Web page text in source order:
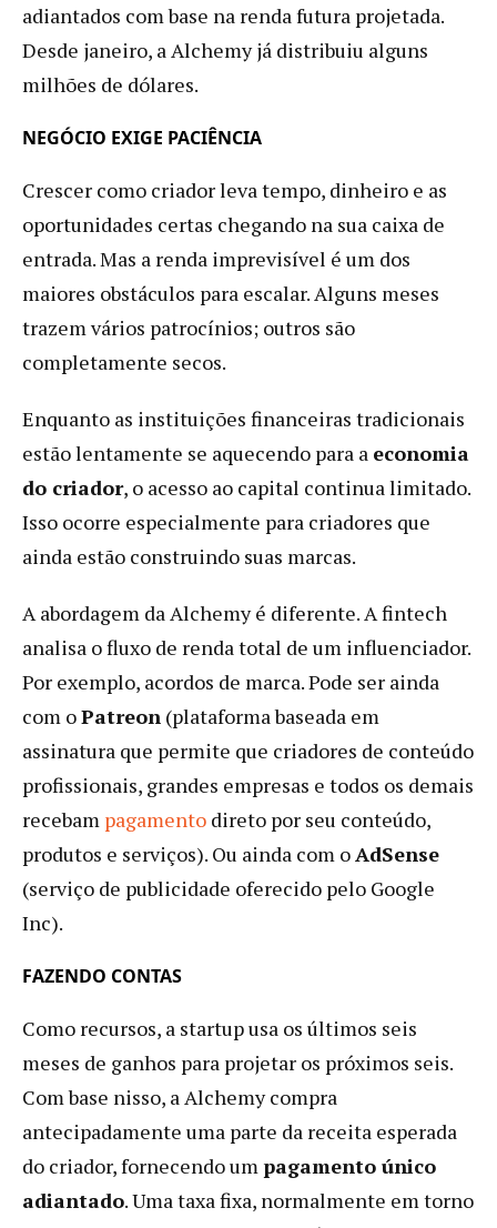
adiantados com base na renda futura projetada.
Desde janeiro, a Alchemy já distribuiu alguns
milhões de dólares.
NEGÓCIO EXIGE PACIÊNCIA
Crescer como criador leva tempo, dinheiro e as
oportunidades certas chegando na sua caixa de
entrada. Mas a renda imprevisível é um dos
maiores obstáculos para escalar. Alguns meses
trazem vários patrocínios; outros são
completamente secos.
Enquanto as instituições financeiras tradicionais
estão lentamente se aquecendo para a economia
do criador, o acesso ao capital continua limitado.
Isso ocorre especialmente para criadores que
ainda estão construindo suas marcas.
A abordagem da Alchemy é diferente. A fintech
analisa o fluxo de renda total de um influenciador.
Por exemplo, acordos de marca. Pode ser ainda
com oPatreon (plataforma baseada em
assinatura que permite que criadores de conteúdo
profissionais, grandes empresas e todos os demais
recebam pagamento direto por seu conteúdo,
produtos e serviços). Ou ainda com oAdSense
(serviço de publicidade oferecido pelo Google
Inc).
FAZENDO CONTAS
Como recursos, a startup usa os últimos seis
meses de ganhos para projetar os próximos seis.
Com base nisso, a Alchemy compra
antecipadamente uma parte da receita esperada
do criador, fornecendo um pagamento único
adiantado. Uma taxa fixa, normalmente em torno